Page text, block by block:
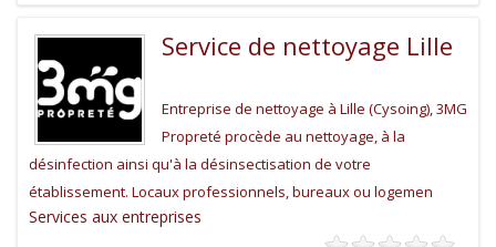
Service de nettoyage Lille
Entreprise de nettoyage à Lille (Cysoing), 3MG
Propreté procède au nettoyage, à la
désinfection ainsi qu'à la désinsectisation de votre
établissement. Locaux professionnels, bureaux ou logemen
Services aux entreprises